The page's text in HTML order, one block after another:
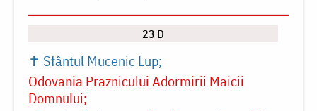
23 D
✝ Sfântul Mucenic Lup
Odovania Praznicului Adormirii Maicii
Domnului